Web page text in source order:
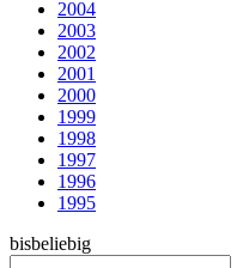
2004
2003
2002
2001
2000
1999
1998
1997
1996
1995
bisbeliebig